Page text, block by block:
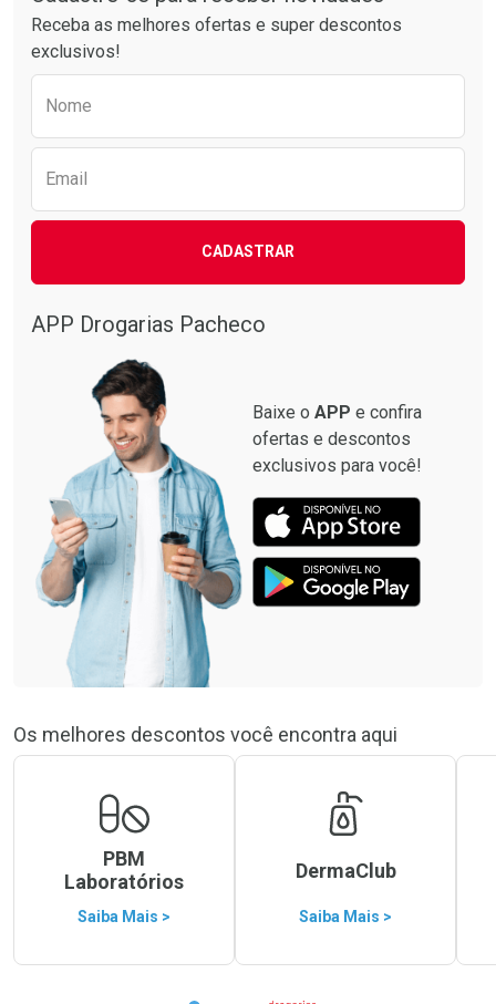
Receba as melhores ofertas e super descontos
exclusivos!
Nome
Email
CADASTRAR
APP Drogarias Pacheco
Baixe o APP e confira
ofertas e descontos
exclusivos para você!
Os melhores descontos você encontra aqui
PBM
Laboratórios
Saiba Mais >
DermaClub
Saiba Mais >